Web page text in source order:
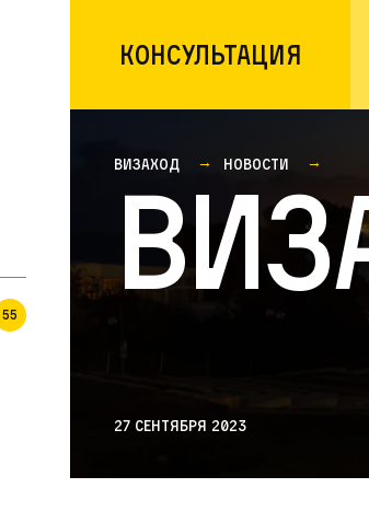
Консультация
55
Визаход Новости
27 сентября 2023